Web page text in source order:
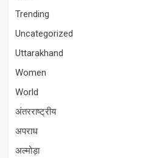
Trending
Uncategorized
Uttarakhand
Women
World
अंतरराष्ट्रीय
अपराध
अल्मोड़ा